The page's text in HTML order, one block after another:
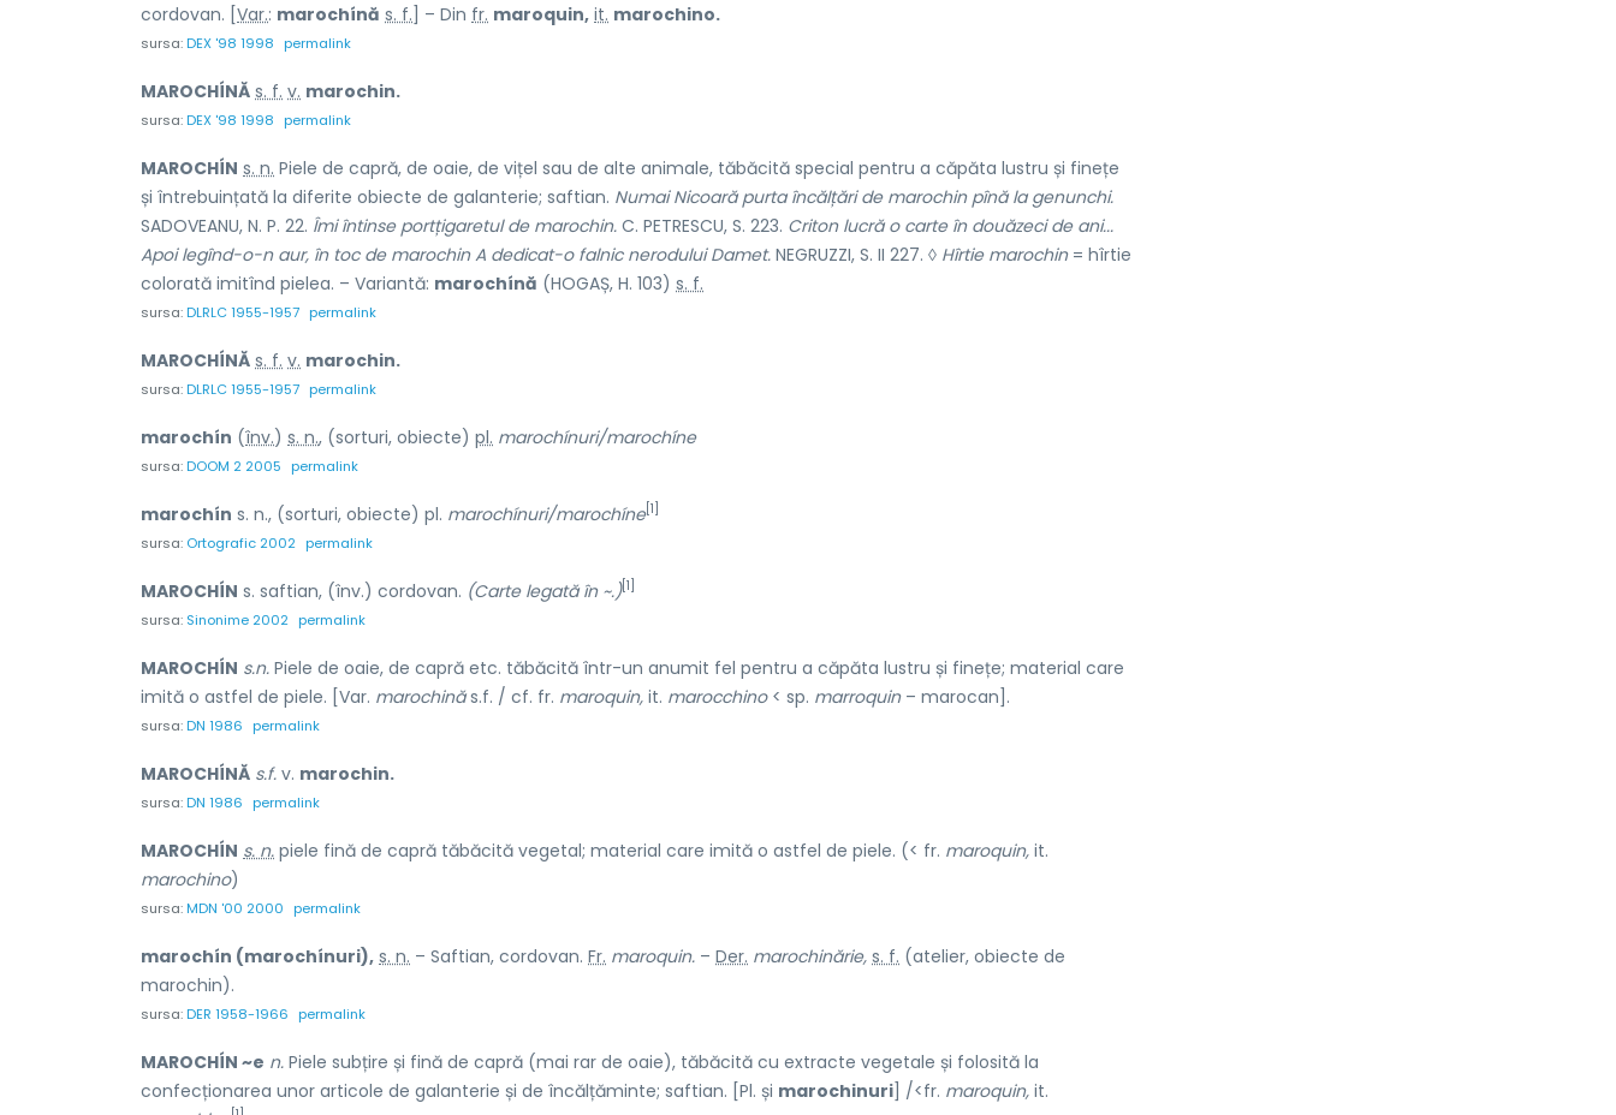
cordovan. [Var.: marochínă s. f.] – Din fr. maroquin, it. marochino.
sursa:DEX '98 1998 permalink
MAROCHÍNĂ s. f. v. marochin.
sursa:DEX '98 1998 permalink
MAROCHÍN s. n. Piele de capră, de oaie, de vițel sau de alte animale, tăbăcită special pentru a căpăta lustru și finețe
și întrebuințată la diferite obiecte de galanterie; saftian. Numai Nicoară purta încălțări de marochin pînă la genunchi.
SADOVEANU, N. P. 22. Îmi întinse portțigaretul de marochin. C. PETRESCU, S. 223. Criton lucră o carte în douăzeci de ani...
Apoi legînd-o-n aur, în toc de marochin A dedicat-o falnic nerodului Damet. NEGRUZZI, S. II 227. ◊ Hîrtie marochin= hîrtie
colorată imitînd pielea. – Variantă: marochínă (HOGAȘ, H. 103) s. f.
sursa:DLRLC 1955-1957 permalink
MAROCHÍNĂ s. f. v. marochin.
sursa:DLRLC 1955-1957 permalink
marochín (înv.) s. n., (sorturi, obiecte) pl. marochínuri/marochíne
sursa:DOOM 2 2005 permalink
marochín s. n., (sorturi, obiecte) pl. marochínuri/marochíne[1]
sursa: Ortografic 2002 permalink
MAROCHÍN s. saftian, (înv.) cordovan. (Carte legată în ~.)[1]
sursa: Sinonime 2002 permalink
MAROCHÍN s.n. Piele de oaie, de capră etc. tăbăcită într-un anumit fel pentru a căpăta lustru și finețe; material care
imită o astfel de piele. [Var. marochinăs.f. / cf. fr. maroquin, it. marocchino< sp. marroquin– marocan].
sursa:DN 1986 permalink
MAROCHÍNĂ s.f. v. marochin.
sursa:DN 1986 permalink
MAROCHÍN s. n. piele fină de capră tăbăcită vegetal; material care imită o astfel de piele. (< fr. maroquin, it.
marochino)
sursa:MDN '00 2000 permalink
marochín (marochínuri), s. n. – Saftian, cordovan. Fr. maroquin. – Der. marochinărie, s. f. (atelier, obiecte de
marochin).
sursa:DER 1958-1966 permalink
MAROCHÍN ~e n. Piele subțire și fină de capră (mai rar de oaie), tăbăcită cu extracte vegetale și folosită la
confecționarea unor articole de galanterie și de încălțăminte; saftian. [Pl. și marochinuri] /<fr. maroquin, it.